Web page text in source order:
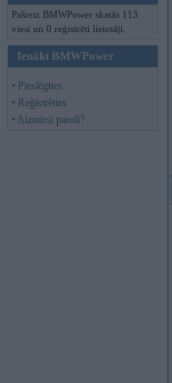
Pašreiz BMWPower skatās 113
viesi un 0 reģistrēti lietotāji.
Ienākt BMWPower
• Pieslēgties
• Reģistrēties
• Aizmirsi paroli?